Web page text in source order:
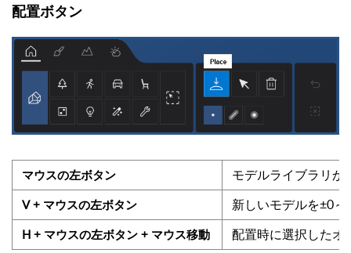
配置ボタン
マウスの左ボタン モデルライブラリか
V + マウスの左ボタン 新しいモデルを±0
H + マウスの左ボタン + マウス移動 配置時に選択したオ